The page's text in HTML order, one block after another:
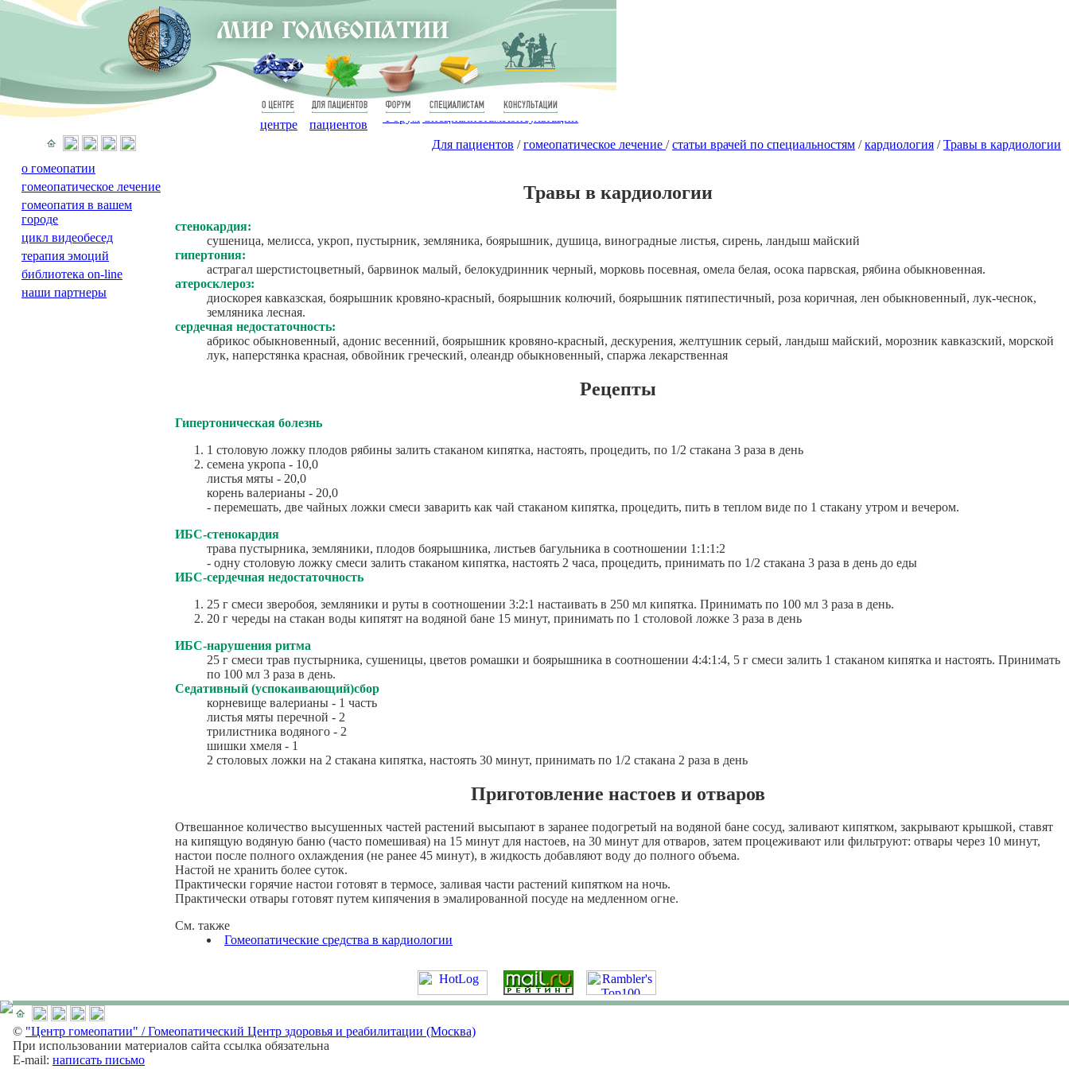
О
центре
Для
пациентов
Форум Специалистам
Консультации
Для пациентов /гомеопатическое лечение /статьи врачей по специальностям /кардиология /Травы в кардиологии
Травы в кардиологии
стенокардия:
сушеница, мелисса, укроп, пустырник, земляника, боярышник, душица, виноградные листья, сирень, ландыш майский
гипертония:
аcтрагал шерстистоцветный, барвинок малый, белокудринник черный, морковь посевная, омела белая, осока парвская, рябина обыкновенная.
атеросклероз:
диоскорея кавказская, боярышник кровяно-красный, боярышник колючий, боярышник пятипестичный, роза коричная, лен обыкновенный, лук-чеснок,
земляника лесная.
сердечная недостаточность:
абрикос обыкновенный, адонис весенний, боярышник кровяно-красный, дескурения, желтушник серый, ландыш майский, морозник кавказский, морской
лук, наперстянка красная, обвойник греческий, олеандр обыкновенный, спаржа лекарственная
Рецепты
Гипертоническая болезнь
1 столовую ложку плодов рябины залить стаканом кипятка, настоять, процедить, по 1/2 стакана 3 раза в день
семена укропа - 10,0
листья мяты - 20,0
корень валерианы - 20,0
- перемешать, две чайных ложки смеси заварить как чай стаканом кипятка, процедить, пить в теплом виде по 1 стакану утром и вечером.
ИБС-стенокардия
трава пустырника, земляники, плодов боярышника, листьев багульника в соотношении 1:1:1:2
- одну столовую ложку смеси залить стаканом кипятка, настоять 2 часа, процедить, принимать по 1/2 стакана 3 раза в день до еды
ИБС-сердечная недостаточность
25 г смеси зверобоя, земляники и руты в соотношении 3:2:1 настаивать в 250 мл кипятка. Принимать по 100 мл 3 раза в день.
20 г череды на стакан воды кипятят на водяной бане 15 минут, принимать по 1 столовой ложке 3 раза в день
ИБС-нарушения ритма
25 г смеси трав пустырника, сушеницы, цветов ромашки и боярышника в соотношении 4:4:1:4, 5 г смеси залить 1 стаканом кипятка и настоять. Принимать
по 100 мл 3 раза в день.
Седативный (успокаивающий)сбор
корневище валерианы - 1 часть
листья мяты перечной - 2
трилистника водяного - 2
шишки хмеля - 1
2 столовых ложки на 2 стакана кипятка, настоять 30 минут, принимать по 1/2 стакана 2 раза в день
Приготовление настоев и отваров
Отвешанное количество высушенных частей растений высыпают в заранее подогретый на водяной бане сосуд, заливают кипятком, закрывают крышкой, ставят
на кипящую водяную баню (часто помешивая) на 15 минут для настоев, на 30 минут для отваров, затем процеживают или фильтруют: отвары через 10 минут,
настои после полного охлаждения (не ранее 45 минут), в жидкость добавляют воду до полного объема.
Настой не хранить более суток.
Практически горячие настои готовят в термосе, заливая части растений кипятком на ночь.
Практически отвары готовят путем кипячения в эмалированной посуде на медленном огне.
См. также
Гомеопатические средства в кардиологии
© "Центр гомеопатии" / Гомеопатический Центр здоровья и реабилитации (Москва)
При использовании материалов сайта ссылка обязательна
E-mail: написать письмо
о гомеопатии
гомеопатическое лечение
гомеопатия в вашем
городе
цикл видеобесед
терапия эмоций
библиотека on-line
наши партнеры